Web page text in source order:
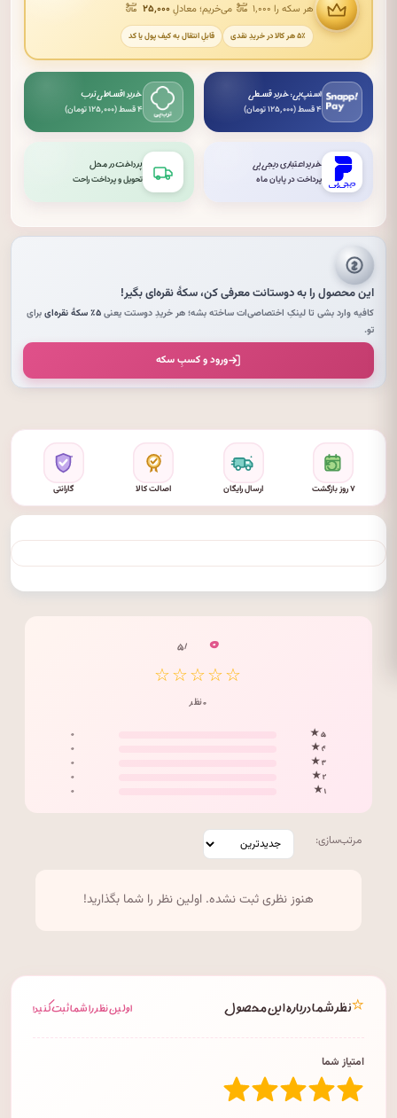
هر سکه را ۱٬۰۰۰ می‌خریم؛ معادلِ۲۵٬۰۰۰
۵٪ هر کالا در خریدِ نقدی قابلِ انتقال به کیف پول یا کد
اسنپ‌پی: خرید قسطی
۴ قسط (۱۲۵٬۰۰۰ تومان)
خرید اقساطی ترب
۴ قسط (۱۲۵٬۰۰۰ تومان)
خرید اعتباری دیجی‌پی
پرداخت در پایان ماه
پرداخت در محل
تحویل و پرداخت راحت
این محصول را به دوستانت معرفی کن،سکهٔ نقره‌ایبگیر!
کافیه وارد بشی تا لینکِ اختصاصی‌ات ساخته بشه؛ هر خریدِ دوستت یعنی۵٪ سکهٔ نقره‌ای
برای
تو.
ورود و کسبِ سکه
۷ روز بازگشت ارسال رایگان اصالت کالا گارانتی
۰ / ۵
☆☆☆☆☆
۰ نظر
۵ ★
۰
۴ ★
۰
۳ ★
۰
۲ ★
۰
۱ ★
۰
مرتب‌سازی:
هنوز نظری ثبت نشده. اولین نظر را شما بگذارید!
⭐نظر شما درباره این محصول اولین نظر را شما ثبت کنید!
امتیاز شما